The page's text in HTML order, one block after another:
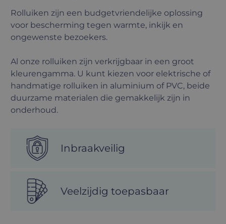
Rolluiken zijn een budgetvriendelijke oplossing
voor bescherming tegen warmte, inkijk en
ongewenste bezoekers.
Al onze rolluiken zijn verkrijgbaar in een groot
kleurengamma. U kunt kiezen voor elektrische of
handmatige rolluiken in aluminium of PVC, beide
duurzame materialen die gemakkelijk zijn in
onderhoud.
Inbraakveilig
Veelzijdig toepasbaar